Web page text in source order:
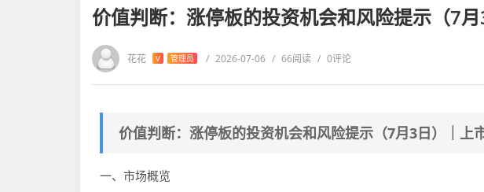
价值判断：涨停板的投资机会和风险提示（7
花花 V 管理员 / 2026-07-06 / 66阅读 / 0评论
价值判断：涨停板的投资机会和风险提示（7月3日）｜上
一、市场概览